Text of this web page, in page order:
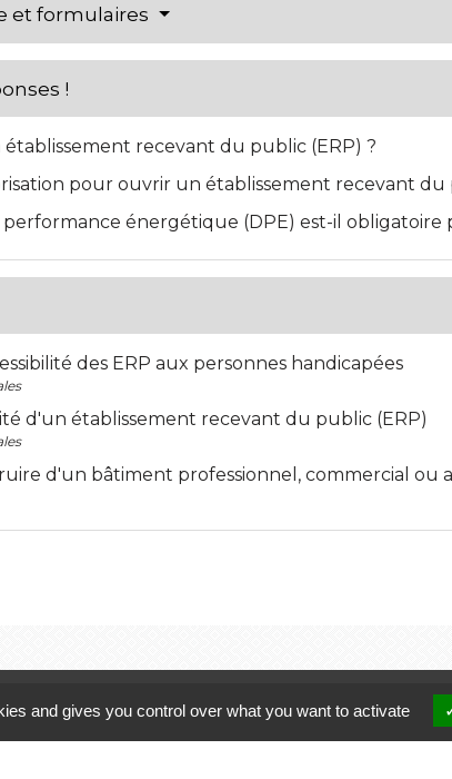
et formulaires
!
recevant du public (ERP) ?
pour ouvrir un établissement recevant du
performance énergétique (DPE) est-il
des ERP aux personnes handicapées
d'un établissement recevant du public (ERP)
d'un bâtiment professionnel, commercial ou
Liens
and gives you control over what you want to activate